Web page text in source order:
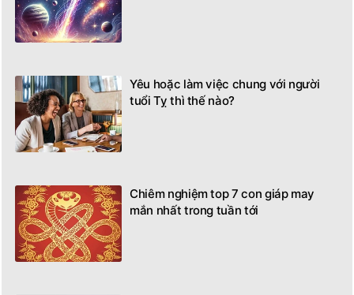
Yêu hoặc làm việc chung với người
tuổi Tỵ thì thế nào?
Chiêm nghiệm top 7 con giáp may
mắn nhất trong tuần tới